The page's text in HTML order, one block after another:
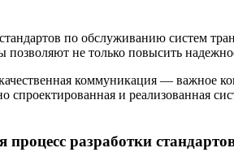
по обслуживанию систем
позволяют не только повысить
коммуникация — важное
спроектированная и реализованная
процесс разработки